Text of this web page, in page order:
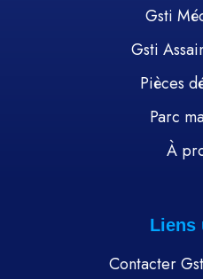
Gsti
Gsti
Pièces
Parc
À
Liens
Contacter